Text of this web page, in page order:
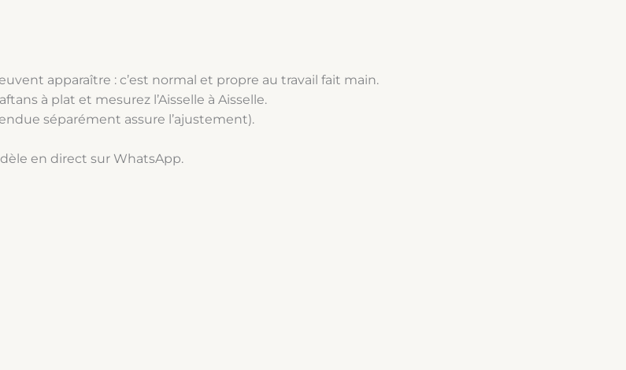
apparaître : c’est normal et propre au travail fait main.
à plat et mesurez l’Aisselle à Aisselle.
séparément assure l’ajustement).
en direct sur WhatsApp.